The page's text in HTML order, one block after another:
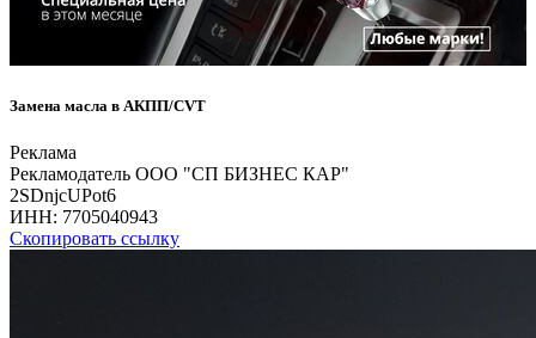
Замена масла в АКПП/CVT
Реклама
Рекламодатель ООО "СП БИЗНЕС КАР"
2SDnjcUPot6
ИНН: 7705040943
Скопировать ссылку